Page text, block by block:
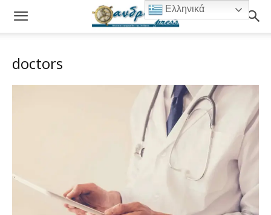
doctors
Ελληνικά